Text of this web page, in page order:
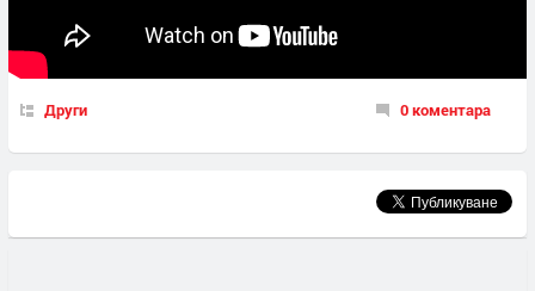
Други 0 коментара